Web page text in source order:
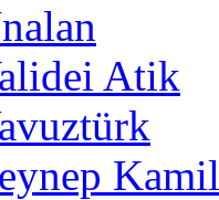
Atik
Kamil